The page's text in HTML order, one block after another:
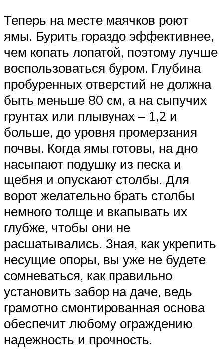
Теперь на месте маячков роют
ямы. Бурить гораздо эффективнее,
чем копать лопатой, поэтому лучше
воспользоваться буром. Глубина
пробуренных отверстий не должна
быть меньше 80 см, а на сыпучих
грунтах или плывунах – 1,2 и
больше, до уровня промерзания
почвы. Когда ямы готовы, на дно
насыпают подушку из песка и
щебня и опускают столбы. Для
ворот желательно брать столбы
немного толще и вкапывать их
глубже, чтобы они не
расшатывались. Зная, как укрепить
несущие опоры, вы уже не будете
сомневаться, как правильно
установить забор на даче, ведь
грамотно смонтированная основа
обеспечит любому ограждению
надежность и прочность.